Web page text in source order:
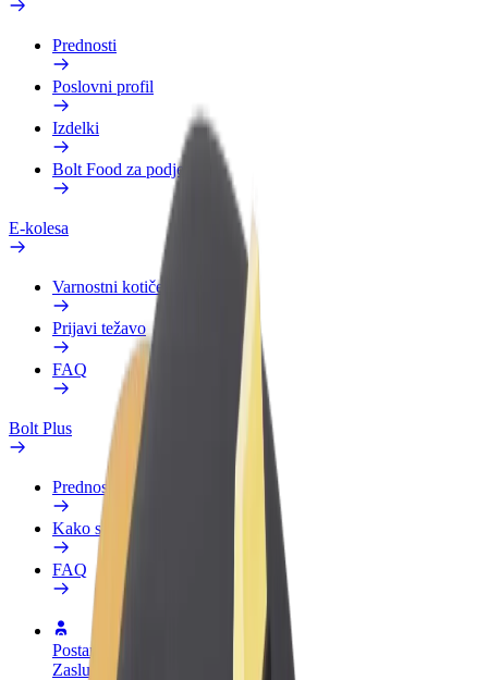
Prednosti
Poslovni profil
Izdelki
Bolt Food za podjetja
E-kolesa
Varnostni kotiček
Prijavi težavo
FAQ
Bolt Plus
Prednosti
Kako se pridružiti
FAQ
Postani voznik
Zasluži denar pod svojimi pogoji